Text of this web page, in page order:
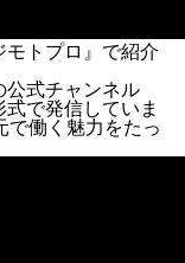
モトプロ』で紹介
公式チャンネル
で発信していま
で働く魅力をたっ